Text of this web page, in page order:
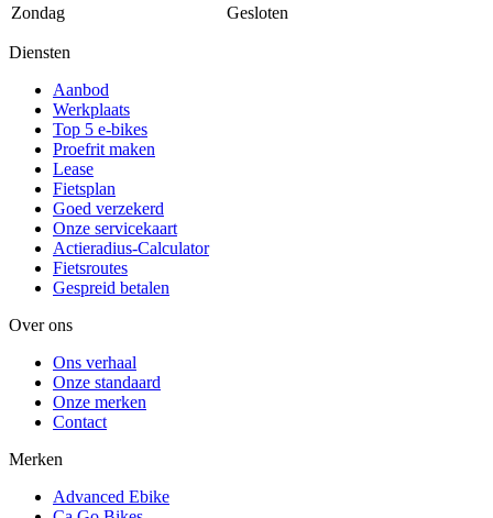
Zondag
Gesloten
Diensten
Aanbod
Werkplaats
Top 5 e-bikes
Proefrit maken
Lease
Fietsplan
Goed verzekerd
Onze servicekaart
Actieradius-Calculator
Fietsroutes
Gespreid betalen
Over ons
Ons verhaal
Onze standaard
Onze merken
Contact
Merken
Advanced Ebike